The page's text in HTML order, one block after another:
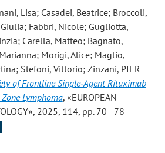
Lisa; Casadei, Beatrice; Broccoli,
Fabbri, Nicole; Gugliotta,
Carella, Matteo; Bagnato,
Morigi, Alice; Maglio,
Stefoni, Vittorio; Zinzani, PIER
of Frontline Single‐Agent Rituximab
Lymphoma, «EUROPEAN
2025, 114, pp. 70 - 78